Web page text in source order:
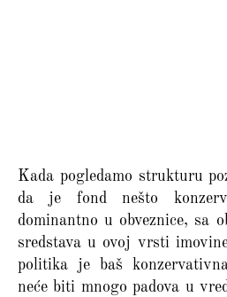
Kada pogledamo strukturu
da je fond nešto
dominantno u obveznice, sa
sredstava u ovoj vrsti
politika je baš
neće biti mnogo padova u